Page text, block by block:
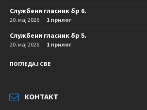
Службени гласник бр 6.
20. мај 2026. 1 прилог
Службени гласник бр 5.
20. мај 2026. 1 прилог
ПОГЛЕДАЈ СВЕ
КОНТАКТ